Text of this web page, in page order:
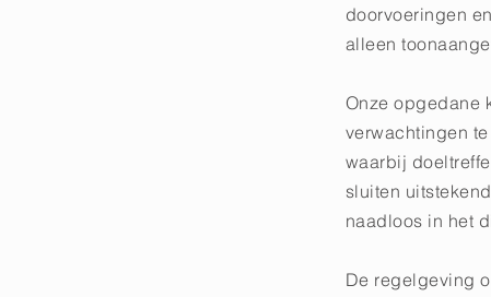
doorvoeringen
alleen
Onze opgedane
verwachtingen
waarbij
sluiten
naadloos in het
De regelgeving